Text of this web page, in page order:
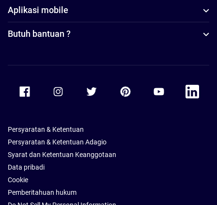
Aplikasi mobile
Butuh bantuan ?
Accor Youtube
Accor
Persyaratan & Ketentuan
Persyaratan & Ketentuan Adagio
Syarat dan Ketentuan Keanggotaan
Data pribadi
Cookie
Pemberitahuan hukum